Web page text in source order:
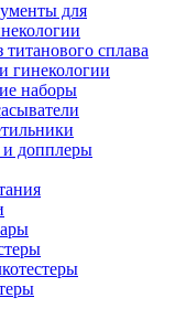
для
сплава
гинекологии
наборы
допплеры